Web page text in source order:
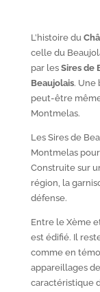
L’histoire du
celle du
par les Sires de
Beaujolais. Une
peut-être
Montmelas.
Les Sires de
Montmelas
Construite sur
région, la
défense.
Entre le Xème
est édifié. Il
comme en
appareillages
caractéristique